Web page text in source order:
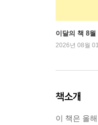
이달의 책 8월
2026년 08월
책소개
이 책은 올